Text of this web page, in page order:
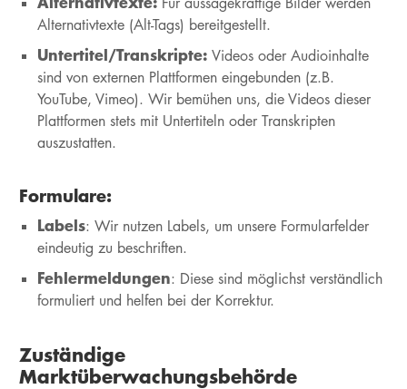
Alternativtexte (Alt-Tags) bereitgestellt.
Untertitel/Transkripte: Videos oder Audioinhalte
sind von externen Plattformen eingebunden (z.B.
YouTube, Vimeo). Wir bemühen uns, die Videos dieser
Plattformen stets mit Untertiteln oder Transkripten
auszustatten.
Formulare:
Labels: Wir nutzen Labels, um unsere Formularfelder
eindeutig zu beschriften.
Fehlermeldungen: Diese sind möglichst verständlich
formuliert und helfen bei der Korrektur.
Zuständige
Marktüberwachungsbehörde